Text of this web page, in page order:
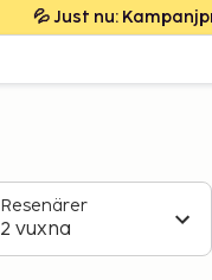
💦 Just nu:
Resenärer
2 vuxna